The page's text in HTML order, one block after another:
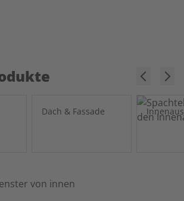
Dach & Fassade